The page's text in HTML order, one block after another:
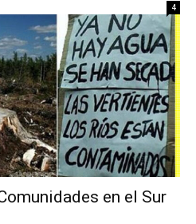
4
en el Sur